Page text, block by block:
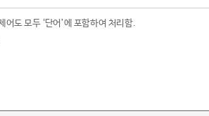
도 모두 ‘단어’에 포함하여 처리함.